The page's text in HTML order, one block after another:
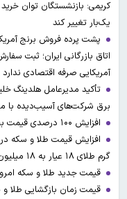
یک‌بار تغییر کند
پشت پرده فروش برنج
اتاق بازرگانی ایران؛ ثبت
آمریکایی صرفه اقتصادی ندارد
تأکید مدیرعامل هلدینگ
برق شرکت‌های آسیب‌دیده با
افزایش ۱۰۰ درصدی قیمت بنزین با موافقت سران قوا
گرم طلای ۱۸ عیار به ۱۸ میلیون و ۳۱۸ هزار و ۱۰۰ تومان رسید
قیمت جدید طلا و سکه امروز ۲۶ تیرماه ۱۴۰۵/